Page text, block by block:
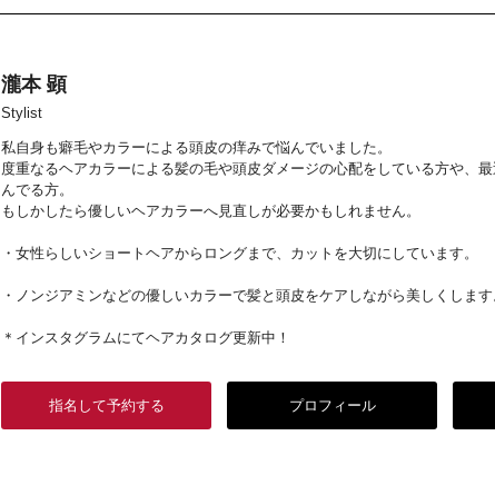
瀧本 顕
Stylist
私自身も癖毛やカラーによる頭皮の痒みで悩んでいました。
度重なるヘアカラーによる髪の毛や頭皮ダメージの心配をしている方や、
んでる方。
もしかしたら優しいヘアカラーへ見直しが必要かもしれません。
・女性らしいショートヘアからロングまで、カットを大切にしています。
・ノンジアミンなどの優しいカラーで髪と頭皮をケアしながら美しくします
＊インスタグラムにてヘアカタログ更新中！
指名して予約する プロフィール